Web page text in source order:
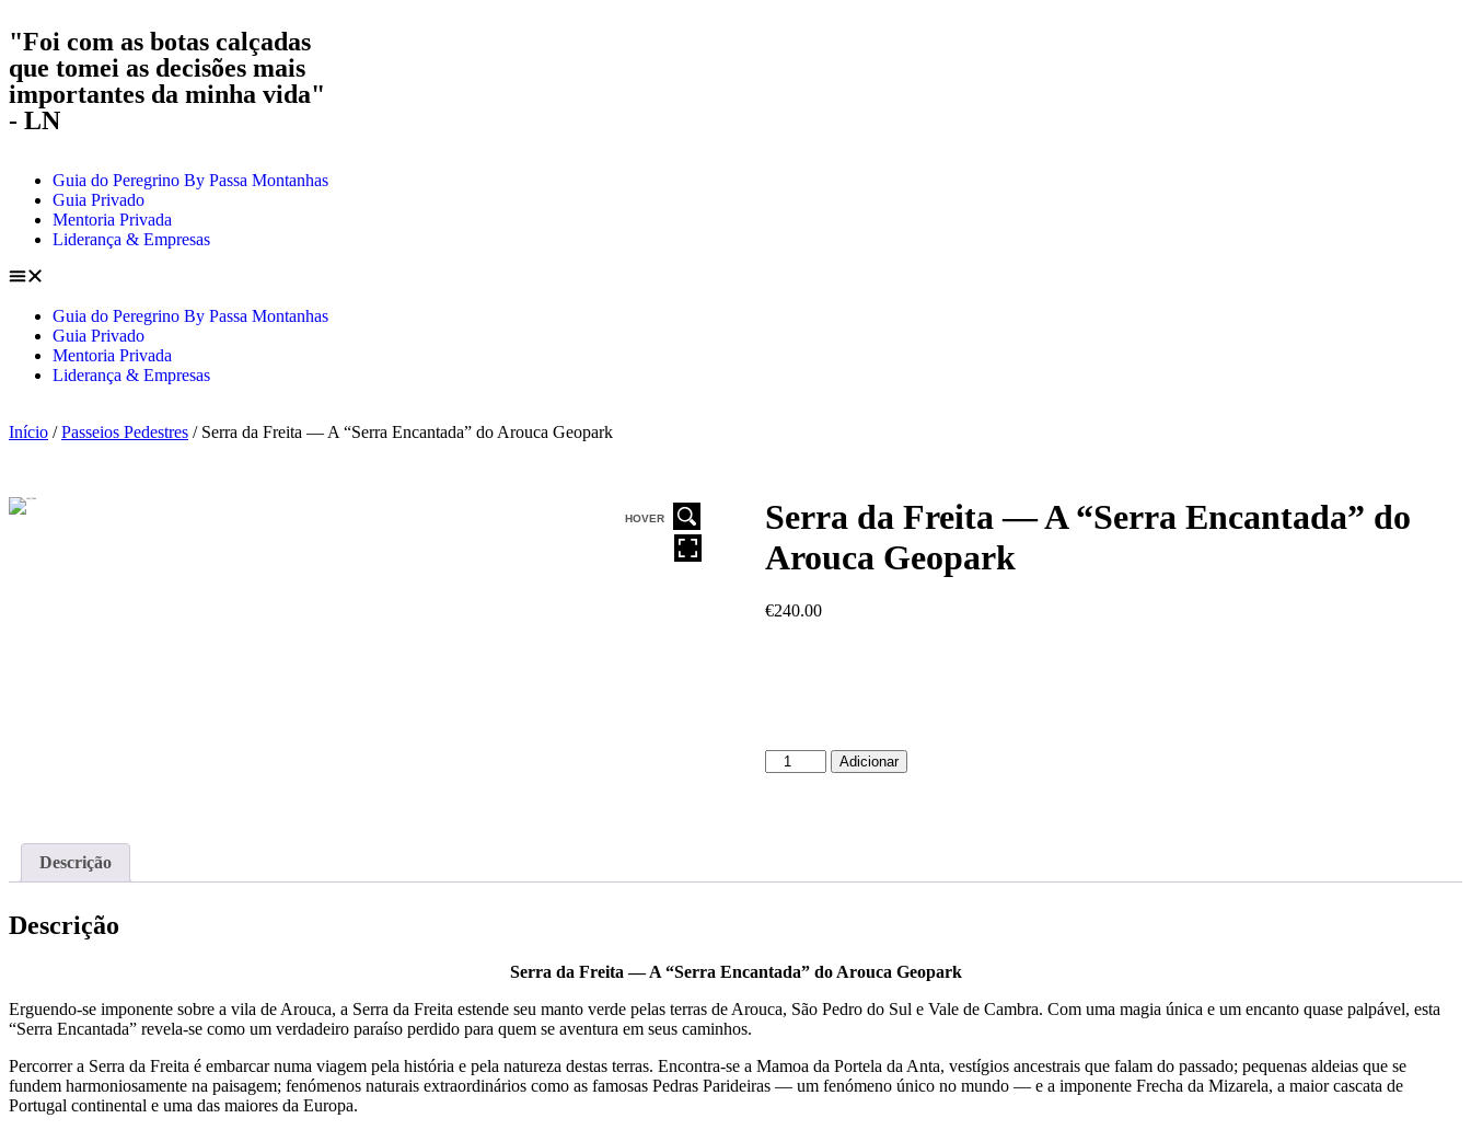
"Foi com as botas calçadas
que tomei as decisões mais
importantes da minha vida"
- LN
Guia do Peregrino By Passa Montanhas
Guia Privado
Mentoria Privada
Liderança & Empresas
Guia do Peregrino By Passa Montanhas
Guia Privado
Mentoria Privada
Liderança & Empresas
Início /Passeios Pedestres / Serra da Freita — A “Serra Encantada” do Arouca Geopark
HOVER
Serra da Freita — A “Serra Encantada” do
Arouca Geopark
€240.00
Adicionar
Descrição
Descrição
Serra da Freita — A “Serra Encantada” do Arouca Geopark
Erguendo-se imponente sobre a vila de Arouca, a Serra da Freita estende seu manto verde pelas terras de Arouca, São Pedro do Sul e Vale de Cambra. Com uma magia única e um encanto quase palpável, esta
“Serra Encantada” revela-se como um verdadeiro paraíso perdido para quem se aventura em seus caminhos.
Percorrer a Serra da Freita é embarcar numa viagem pela história e pela natureza destas terras. Encontra-se a Mamoa da Portela da Anta, vestígios ancestrais que falam do passado; pequenas aldeias que se
fundem harmoniosamente na paisagem; fenómenos naturais extraordinários como as famosas Pedras Parideiras — um fenómeno único no mundo — e a imponente Frecha da Mizarela, a maior cascata de
Portugal continental e uma das maiores da Europa.